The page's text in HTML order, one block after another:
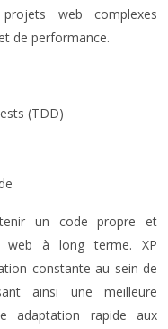
web complexes
de performance.
(TDD)
un code propre et
web à long terme. XP
constante au sein de
ainsi une meilleure
adaptation rapide aux